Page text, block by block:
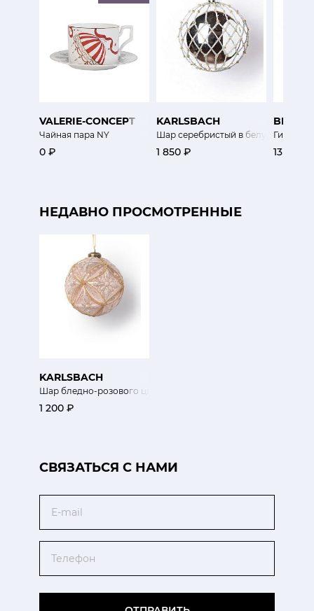
VALERIE-CONCEPT
Чайная пара NY
0 ₽
KARLSBACH
Шар серебристый в белую сеточку
1 850 ₽ 13 900 ₽
НЕДАВНО ПРОСМОТРЕННЫЕ
KARLSBACH
Шар бледно-розового цвета
1 200 ₽
CВЯЗАТЬСЯ С НАМИ